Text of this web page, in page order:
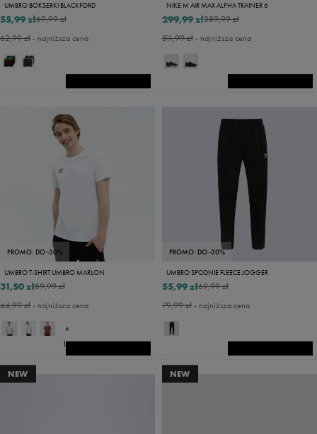
UMBRO BOKSERKI BLACKFORD
69,99 zł
55,99 zł
62,99 zł- najniższa cena
NIKE M AIR MAX ALPHA TRAINER 6
389,99 zł
299,99 zł
311,99 zł- najniższa cena
PROMO: DO -30%
UMBRO T-SHIRT UMBRO MARLON
89,99 zł
31,50 zł
44,99 zł- najniższa cena
+
14
PROMO: DO -30%
UMBRO SPODNIE FLEECE JOGGER
69,99 zł
55,99 zł
79,99 zł- najniższa cena
NEW NEW